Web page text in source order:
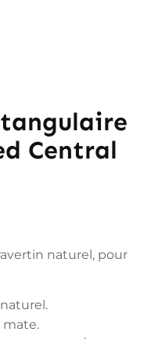
Central
naturel, pour
mate.